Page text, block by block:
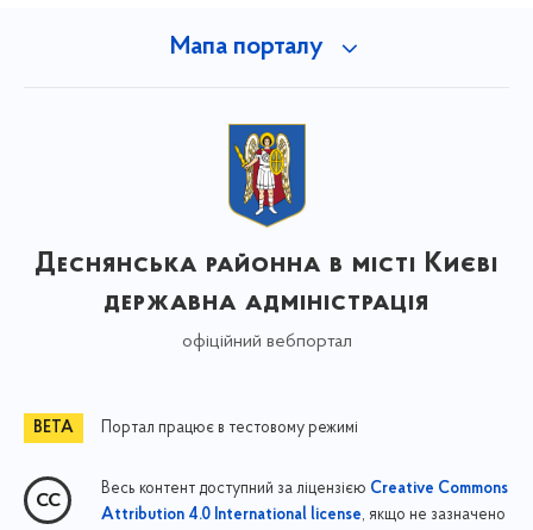
Мапа порталу
Деснянська районна в місті Києві
державна адміністрація
офіційний вебпортал
Портал працює в тестовому режимі
Весь контент доступний за ліцензією Creative Commons
Attribution 4.0 International license, якщо не зазначено